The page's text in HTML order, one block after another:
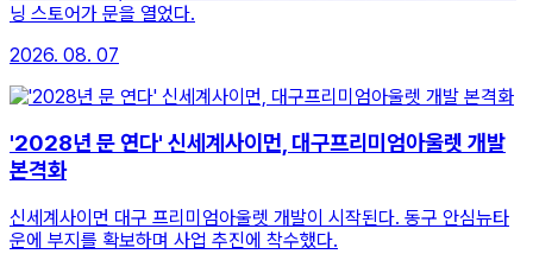
닝 스토어가 문을 열었다.
2026. 08. 07
'2028년 문 연다' 신세계사이먼, 대구프리미엄아울렛 개발
본격화
신세계사이먼 대구 프리미엄아울렛 개발이 시작된다. 동구 안심뉴타
운에 부지를 확보하며 사업 추진에 착수했다.